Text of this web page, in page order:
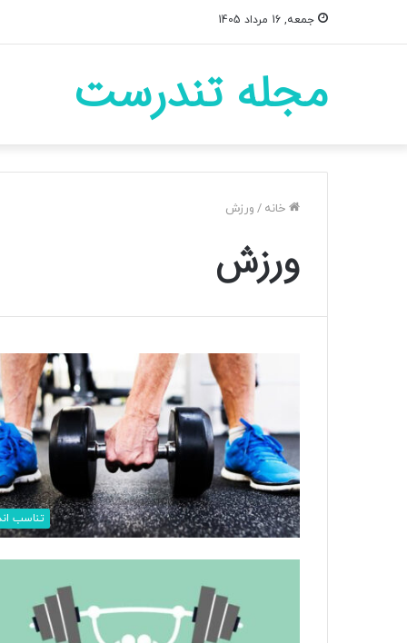
جمعه, 16 مرداد 1405
مجله تندرست
خانه / ورزش
ورزش
تناسب